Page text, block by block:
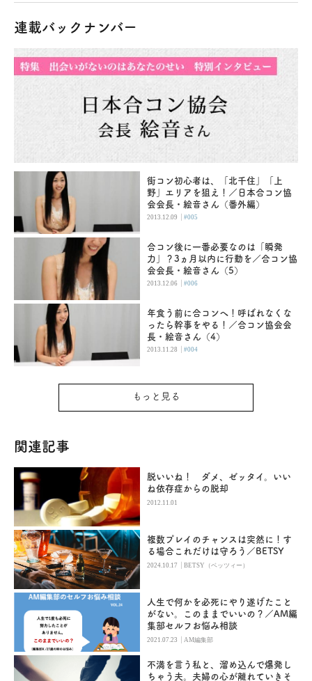
連載バックナンバー
街コン初心者は、「北千住」「上
野」エリアを狙え！／日本合コン協
会会長・絵音さん（番外編）
2013.12.09 |#005
合コン後に一番必要なのは「瞬発
力」？3ヵ月以内に行動を／合コン協
会会長・絵音さん（5）
2013.12.06 |#006
年食う前に合コンへ！呼ばれなくな
ったら幹事をやる！／合コン協会会
長・絵音さん（4）
2013.11.28 |#004
もっと見る
関連記事
脱いいね！ ダメ、ゼッタイ。いい
ね依存症からの脱却
2012.11.01
複数プレイのチャンスは突然に！す
る場合これだけは守ろう／BETSY
2024.10.17 |BETSY（ベッツィー）
人生で何かを必死にやり遂げたこと
がない。このままでいいの？／AM編
集部セルフお悩み相談
2021.07.23 | AM編集部
不満を言う私と、溜め込んで爆発し
ちゃう夫。夫婦の心が離れていきそ